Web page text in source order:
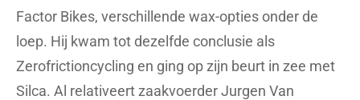
Factor Bikes, verschillende wax-opties onder de
loep. Hij kwam tot dezelfde conclusie als
Zerofrictioncycling en ging op zijn beurt in zee met
Silca. Al relativeert zaakvoerder Jurgen Van